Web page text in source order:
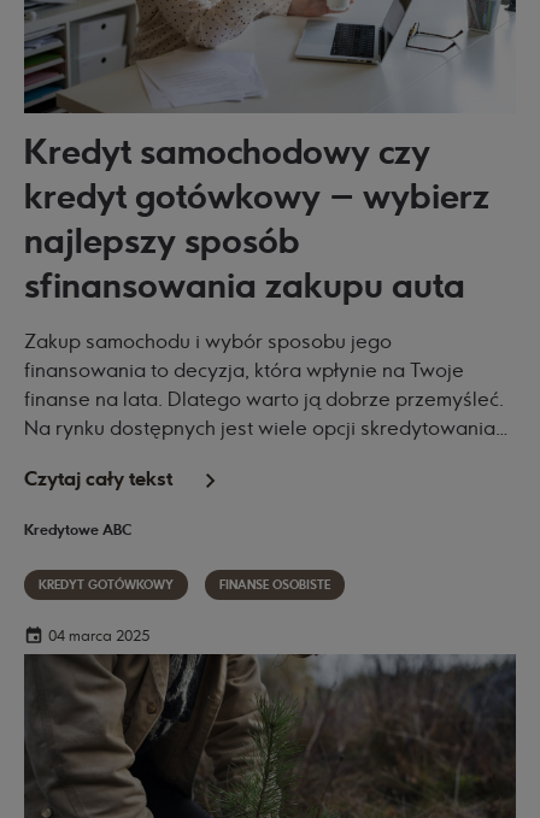
Kredyt samochodowy czy
kredyt gotówkowy – wybierz
najlepszy sposób
sfinansowania zakupu auta
Zakup samochodu i wybór sposobu jego
finansowania to decyzja, która wpłynie na Twoje
finanse na lata. Dlatego warto ją dobrze przemyśleć.
Na rynku dostępnych jest wiele opcji skredytowania
i koszty. W tym artykule porównamy dwa popularne
nowego, jaki i używanego - aby pomóc Ci wybrać
najkorzystniejsze dla Ciebie rozwiązanie.
Czytaj cały tekst
Kredytowe ABC
KREDYT GOTÓWKOWY FINANSE OSOBISTE
04 marca 2025